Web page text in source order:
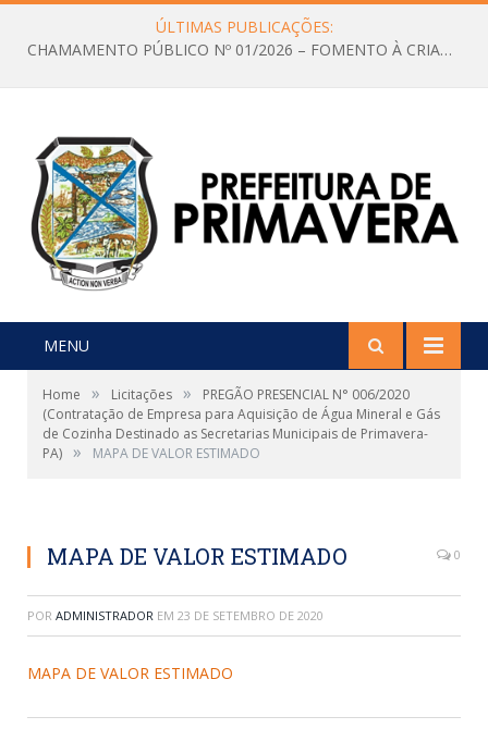
ÚLTIMAS PUBLICAÇÕES:
CHAMAMENTO PÚBLICO Nº 01/2026 – FOMENTO À CRIAÇÃO E A CIRCULAÇÃO DE PRODUÇÕES CULTURAIS – Aldir Blanc
MENU
Home » Licitações »
PREGÃO PRESENCIAL N° 006/2020
(Contratação de Empresa para Aquisição de Água Mineral e Gás
de Cozinha Destinado as Secretarias Municipais de Primavera-
PA) » MAPA DE VALOR ESTIMADO
MAPA DE VALOR ESTIMADO 0
POR ADMINISTRADOR EM 23 DE SETEMBRO DE 2020
MAPA DE VALOR ESTIMADO